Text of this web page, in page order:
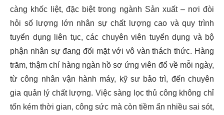
càng khốc liệt, đặc biệt trong ngành Sản xuất – nơi đòi
hỏi số lượng lớn nhân sự chất lượng cao và quy trình
tuyển dụng liên tục, các chuyên viên tuyển dụng và bộ
phận nhân sự đang đối mặt với vô vàn thách thức. Hàng
trăm, thậm chí hàng ngàn hồ sơ ứng viên đổ về mỗi ngày,
từ công nhân vận hành máy, kỹ sư bảo trì, đến chuyên
gia quản lý chất lượng. Việc sàng lọc thủ công không chỉ
tốn kém thời gian, công sức mà còn tiềm ẩn nhiều sai sót,